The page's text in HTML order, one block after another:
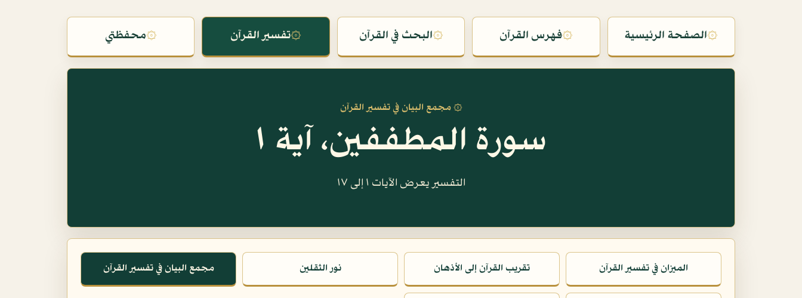
۞الصفحة الرئيسية ۞فهرس القرآن ۞البحث في القرآن ۞تفسير القرآن ۞محفظتي
۞ مجمع البيان في تفسير القرآن
سورة المطففين، آية ١
التفسير يعرض الآيات ١ إلى ١٧
الميزان في تفسير القرآن تقريب القرآن إلى الأذهان نور الثقلين مجمع البيان في تفسير القرآن